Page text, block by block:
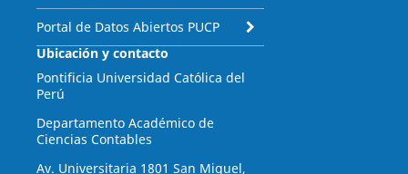
Portal de Datos Abiertos PUCP
Ubicación y contacto
Pontificia Universidad Católica del
Perú
Departamento Académico de
Ciencias Contables
Av. Universitaria 1801 San Miguel,